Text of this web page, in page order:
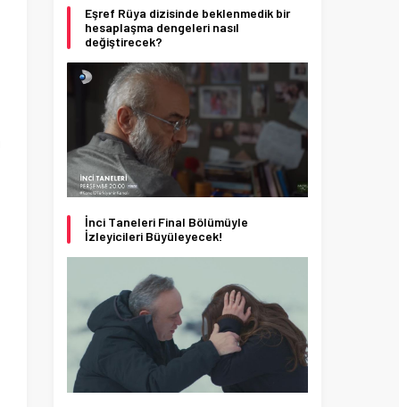
Eşref Rüya dizisinde beklenmedik bir
hesaplaşma dengeleri nasıl
değiştirecek?
İnci Taneleri Final Bölümüyle
İzleyicileri Büyüleyecek!